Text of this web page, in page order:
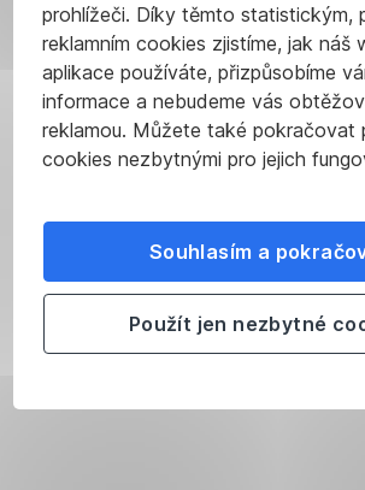
prohlížeči. Díky těmto statistickým,
reklamním cookies zjistíme, jak náš
aplikace používáte, přizpůsobíme
informace a nebudeme vás
reklamou. Můžete také pokračovat
cookies nezbytnými pro jejich
Souhlasím a
Použít jen nezbytné